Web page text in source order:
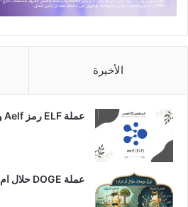
الأخيرة
عملة ELF رمز Aelf ومستقبلها
عملة DOGE حلال ام حرام